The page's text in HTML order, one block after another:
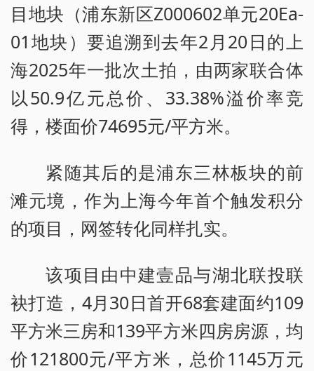
目地块（浦东新区Z000602单元20Ea-
01地块）要追溯到去年2月20日的上
海2025年一批次土拍，由两家联合体
以50.9亿元总价、33.38%溢价率竞
得，楼面价74695元/平方米。
紧随其后的是浦东三林板块的前
滩元境，作为上海今年首个触发积分
的项目，网签转化同样扎实。
该项目由中建壹品与湖北联投联
袂打造，4月30日首开68套建面约109
平方米三房和139平方米四房房源，均
价121800元/平方米，总价1145万元